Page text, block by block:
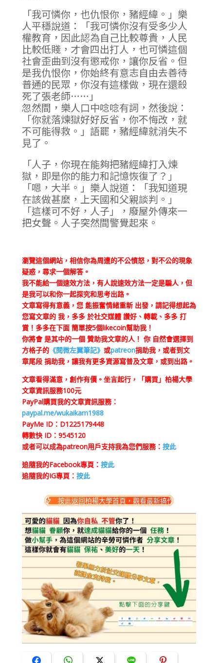
「我可憐你，也仇恨你，豬經緯。」樂
人平穩說道：「我可憐你沒有受多少人
權教育，因此認為自己比較尊貴，人民
比較低賤，才會四出打人，也可憐這個
社會歪曲到沒有懲戒你，讓你反省。但
是我仇恨你，你始終有意志自由去善待
普通的民眾，你沒有這樣做，現在還殺
死了張老師……」
忽然間，樂人口中唸唸有詞，然後說：
「你就落煉獄好好反省，你不悔改，就
不可能得救。」語罷，豬經緯就消失不
見了。
「人子，你現在能夠把豬經緯打入煉
獄，即是你的能力和記憶恢復了？」
「嗯，大半。」樂人說道：「我知道現
在該做甚麼，上天國和父親談判。」
「這樣可不好，人子」，廢屋外傳來一
把女聲。人子突然間警覺起來。
瀏覽這個網站，相信你為周遭的不公憤怒，對不公的現象
疑惑，尋求一個解答。
我不能給一個速效方法，有人說速效方法一定是騙人，但
是我可以和你一起探究和思考出路。
文章寫得有意義，您 能振奮情緒重新 出發，請記得想起為
您寫文章的 我，多多 於社交媒體 讚好、轉載、多多 打
賞！多多在下面 簡單按5個likecoin幫助我！
你將會 是其中的一個 贊助我文章的人！ 你 自然會選擇到
方格子的《閱微左翼筆記》 或patreon捐助我，或者到文
章尾段 捐助我，讓我有更多資源寫普及文章，或到出路。
文章看得滿意，創作有價。坐言起行，「購買」柏楊大學
文章資訊服務100元
PayPal購買我的文章資訊服務：
paypal.me/wukaikam1988
PayMe ID：D1225179448
轉數快 ID：9545120
或者可以成為patreon用戶支持我為您們服務： 按此
追隨我的Facebook專頁： 按此
追隨我的IG專頁： 按此
按此返回柏楊大學首頁，觀看最新搞作